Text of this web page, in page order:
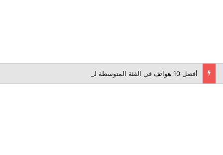
أفضل 10 هواتف في الفئة المتوسطة لعام 2026